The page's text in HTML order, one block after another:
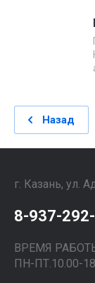
Назад
г. Казань, ул.
8-937-
ВРЕМЯ
ПН-ПТ.10.00-